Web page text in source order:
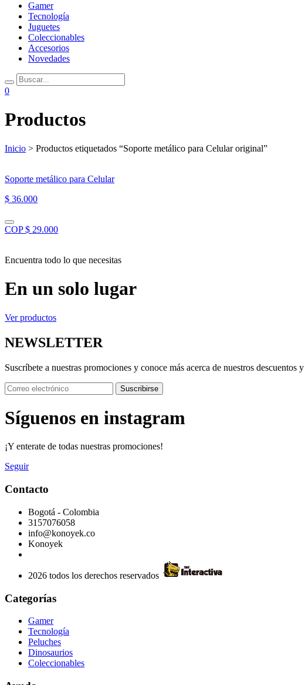
Gamer
Tecnología
Juguetes
Coleccionables
Accesorios
Novedades
0
Productos
Inicio > Productos etiquetados “Soporte metálico para Celular original”
Soporte metálico para Celular
$ 36.000
COP $ 29.000
Encuentra todo lo que necesitas
En un solo lugar
Ver productos
NEWSLETTER
Suscríbete a nuestras promociones y conoce más acerca de nuestros descuentos
Suscribirse
Síguenos en instagram
¡Y enterate de todas nuestras promociones!
Seguir
Contacto
Bogotá - Colombia
3157076058
info@konoyek.co
Konoyek
2026 todos los derechos reservados
Categorías
Gamer
Tecnología
Peluches
Dinosaurios
Coleccionables